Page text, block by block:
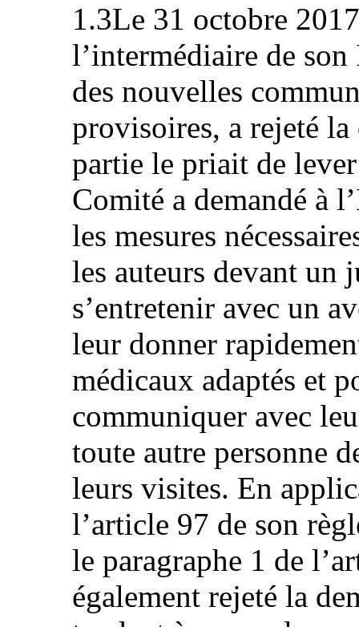
1.3Le 31 octobre
l’intermédiaire de
des nouvelles
provisoires, a rejeté
partie le priait de
Comité a demandé à
les mesures
les auteurs devant un
s’entretenir avec un
leur donner
médicaux adaptés et
communiquer avec
toute autre personne
leurs visites. En
l’article 97 de son
le paragraphe 1 de
également rejeté la